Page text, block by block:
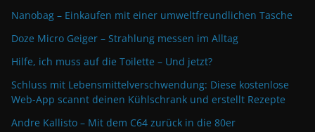
Nanobag – Einkaufen mit einer umweltfreundlichen Tasche
Doze Micro Geiger – Strahlung messen im Alltag
Hilfe, ich muss auf die Toilette – Und jetzt?
Schluss mit Lebensmittelverschwendung: Diese kostenlose
Web-App scannt deinen Kühlschrank und erstellt Rezepte
Andre Kallisto – Mit dem C64 zurück in die 80er